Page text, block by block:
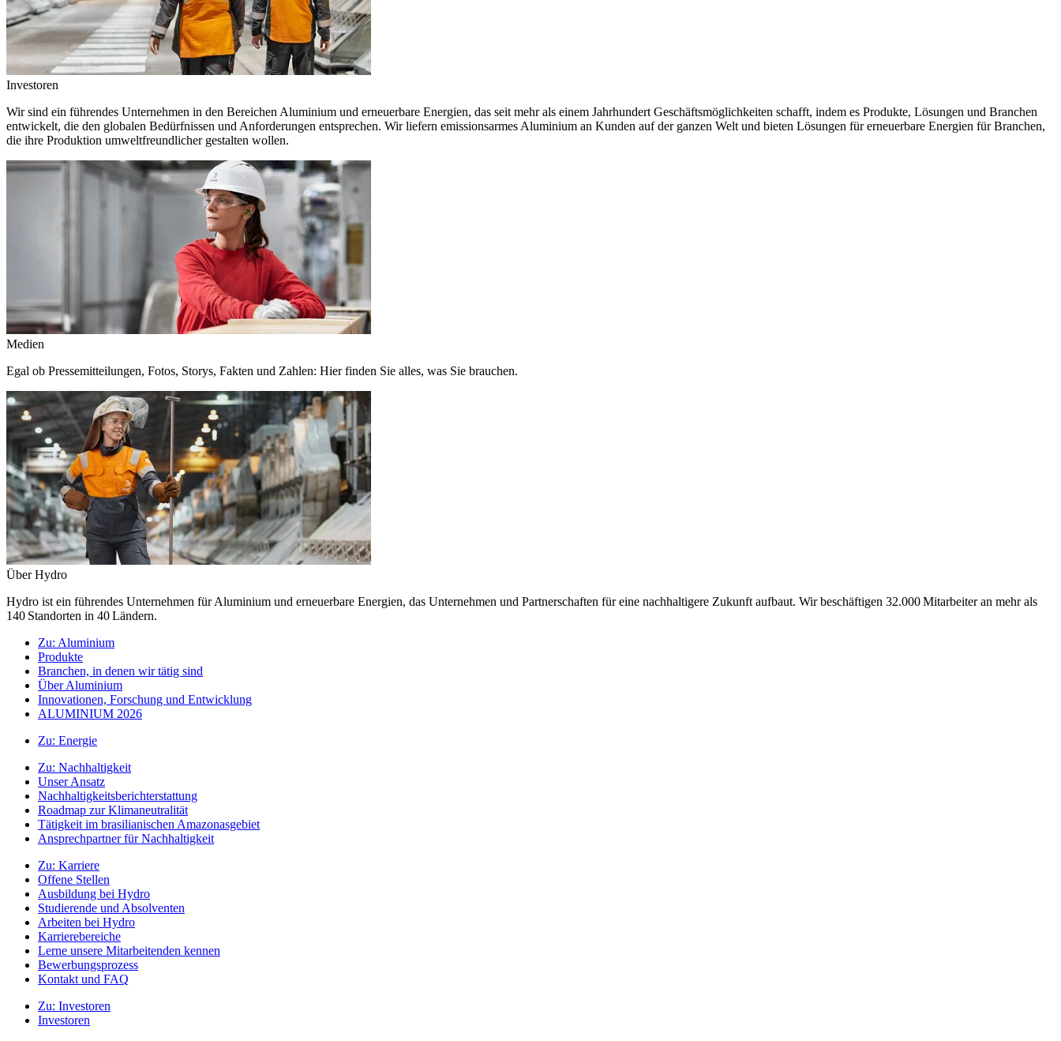
Investoren
Wir sind ein führendes Unternehmen in den Bereichen Aluminium und erneuerbare Energien, das seit mehr als einem Jahrhundert Geschäftsmöglichkeiten schafft, indem es Produkte, Lösungen und Branchen
entwickelt, die den globalen Bedürfnissen und Anforderungen entsprechen. Wir liefern emissionsarmes Aluminium an Kunden auf der ganzen Welt und bieten Lösungen für erneuerbare Energien für Branchen,
die ihre Produktion umweltfreundlicher gestalten wollen.
Medien
Egal ob Pressemitteilungen, Fotos, Storys, Fakten und Zahlen: Hier finden Sie alles, was Sie brauchen.
Über Hydro
Hydro ist ein führendes Unternehmen für Aluminium und erneuerbare Energien, das Unternehmen und Partnerschaften für eine nachhaltigere Zukunft aufbaut. Wir beschäftigen 32.000 Mitarbeiter an mehr als
140 Standorten in 40 Ländern.
Zu: Aluminium
Produkte
Branchen, in denen wir tätig sind
Über Aluminium
Innovationen, Forschung und Entwicklung
ALUMINIUM 2026
Zu: Energie
Zu: Nachhaltigkeit
Unser Ansatz
Nachhaltigkeitsberichterstattung
Roadmap zur Klimaneutralität
Tätigkeit im brasilianischen Amazonasgebiet
Ansprechpartner für Nachhaltigkeit
Zu: Karriere
Offene Stellen
Ausbildung bei Hydro
Studierende und Absolventen
Arbeiten bei Hydro
Karrierebereiche
Lerne unsere Mitarbeitenden kennen
Bewerbungsprozess
Kontakt und FAQ
Zu: Investoren
Investoren